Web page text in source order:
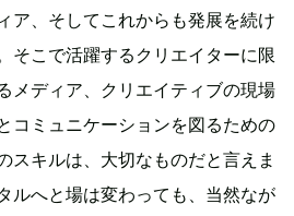
ア、そしてこれからも発展を続け
そこで活躍するクリエイターに限
メディア、クリエイティブの現場
コミュニケーションを図るための
スキルは、大切なものだと言えま
ルへと場は変わっても、当然なが